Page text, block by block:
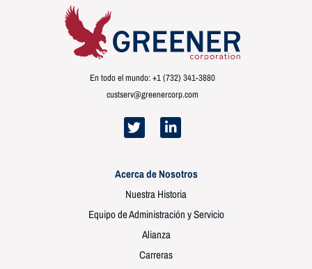
Acerca de Nosotros
Nuestra Historia
Equipo de Administración y Servicio
Alianza
Carreras
En todo el mundo: +1 (732) 341-3880
custserv@greenercorp.com